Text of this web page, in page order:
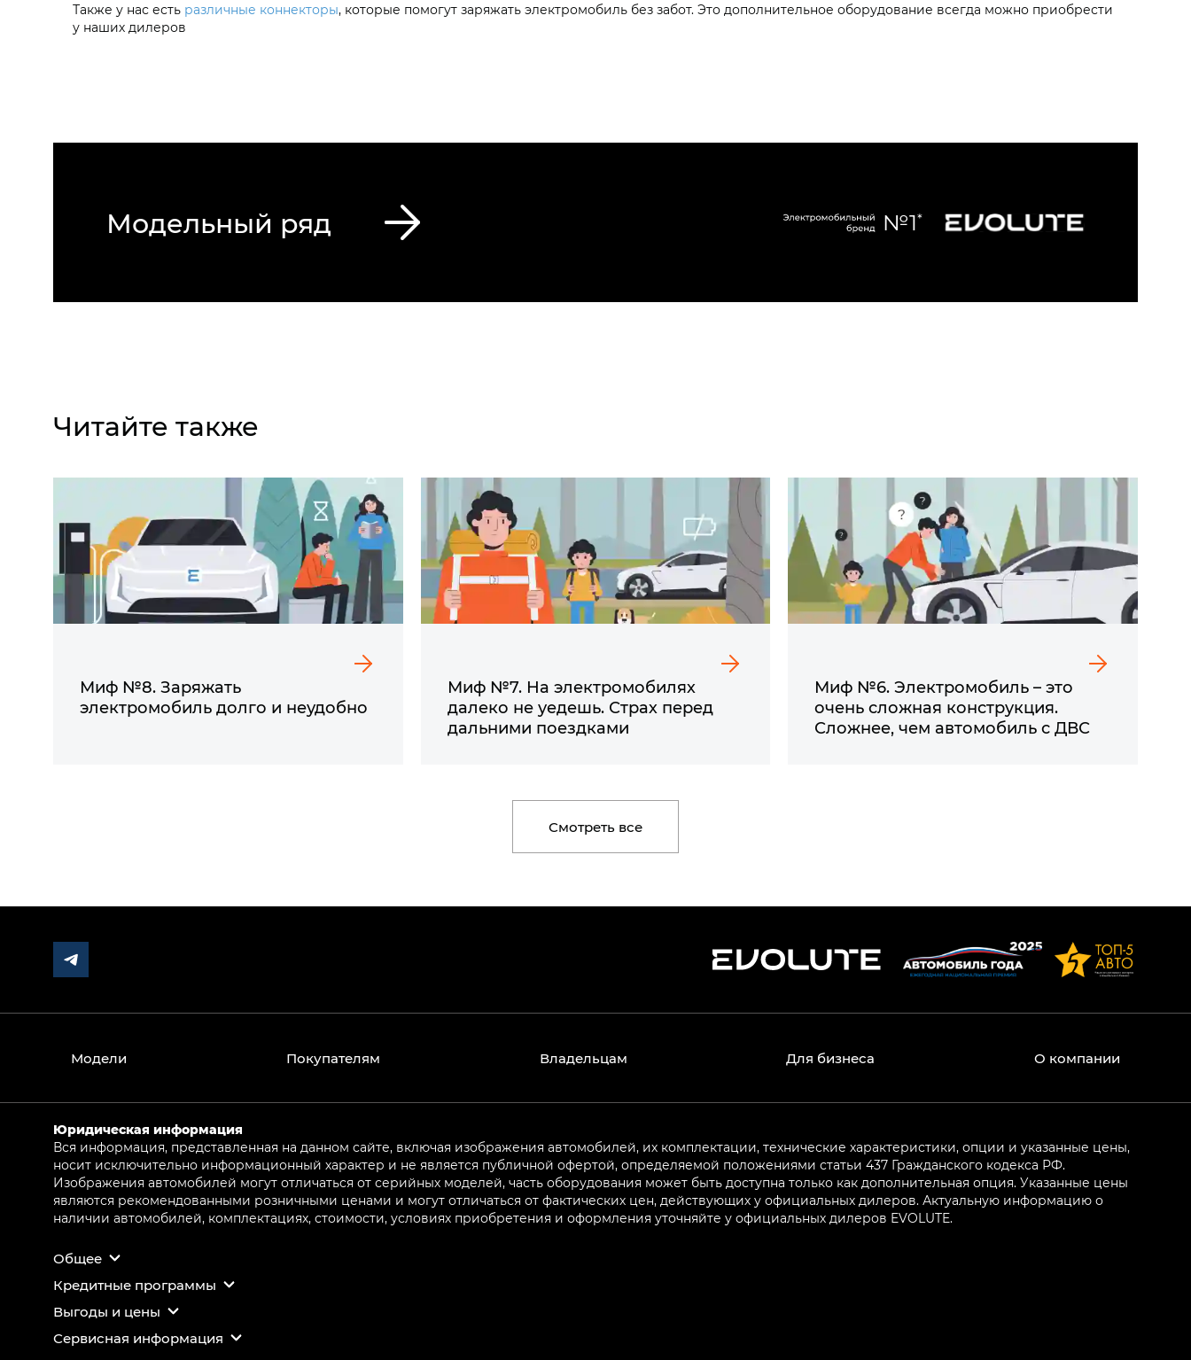
Также у нас есть различные коннекторы, которые помогут заряжать электромобиль без забот. Это дополнительное оборудование всегда можно приобрести
у наших дилеров
Модельный ряд
Читайте также
Миф №8. Заряжать
электромобиль долго и неудобно
Миф №7. На электромобилях
далеко не уедешь. Страх перед
дальними поездками
Миф №6. Электромобиль – это
очень сложная конструкция.
Сложнее, чем автомобиль с ДВС
Смотреть все
Модели Покупателям Владельцам Для бизнеса О компании
Юридическая информация
Вся информация, представленная на данном сайте, включая изображения автомобилей, их комплектации, технические характеристики, опции и указанные цены,
носит исключительно информационный характер и не является публичной офертой, определяемой положениями статьи 437 Гражданского кодекса РФ.
Изображения автомобилей могут отличаться от серийных моделей, часть оборудования может быть доступна только как дополнительная опция. Указанные цены
являются рекомендованными розничными ценами и могут отличаться от фактических цен, действующих у официальных дилеров. Актуальную информацию о
наличии автомобилей, комплектациях, стоимости, условиях приобретения и оформления уточняйте у официальных дилеров EVOLUTE.
Общее
Кредитные программы
Выгоды и цены
Сервисная информация